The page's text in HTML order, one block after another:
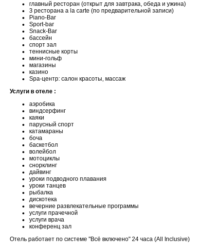
главный ресторан (открыт для завтрака, обеда и ужина)
3 ресторана a la carte (по предварительной записи)
Piano-Bar
Sport-bar
Snack-Bar
бассейн
спорт зал
теннисные корты
мини-гольф
магазины
казино
Spa-центр: салон красоты, массаж
Услуги в отеле :
аэробика
виндсерфинг
каяки
парусный спорт
катамараны
боча
баскетбол
волейбол
мотоциклы
снорклинг
дайвинг
уроки подводного плавания
уроки танцев
рыбалка
дискотека
вечерние развлекательные программы
услуги прачечной
услуги врача
конференц зал
Отель работает по системе "Всё включено" 24 часа (All Inclusive)